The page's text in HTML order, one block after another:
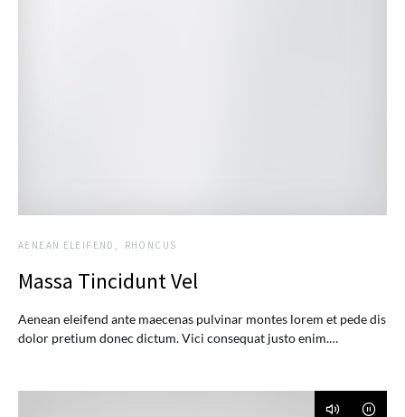
AENEAN ELEIFEND RHONCUS
Massa Tincidunt Vel
Aenean eleifend ante maecenas pulvinar montes lorem et pede dis
dolor pretium donec dictum. Vici consequat justo enim.…